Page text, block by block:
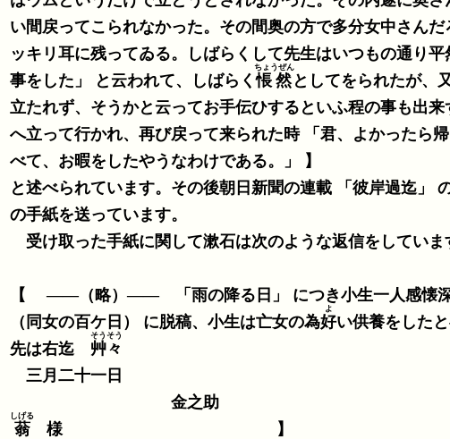
い間戻ってこられなかった。その間奥の方で多分女中さん
ッキリ耳に残ってゐる。しばらくして先生はいつもの通り
事をした」 と云われて、しばらく悵然
ちょうぜん
としてをられたが、
立たれず、そうかと云ってお手伝ひするといふ程の事も出来ず、止むなく
へ立って行かれ、再び戻って来られた時 「君、よかったら
べて、お暇をしたやうなわけである。」 】
と述べられています。その後朝日新聞の連載 「彼岸過迄」
の手紙を送っています。
受け取った手紙に関して漱石は次のような返信をしていま
【 ――（略）―― 「雨の降る日」 につき小生一人感懐深
（同女の百ケ日） に脱稿、小生は亡女の為好
よ
い供養をした
先は右迄 艸々
そうそう
三月二十一日
金之助
蓊
しげる
様 】